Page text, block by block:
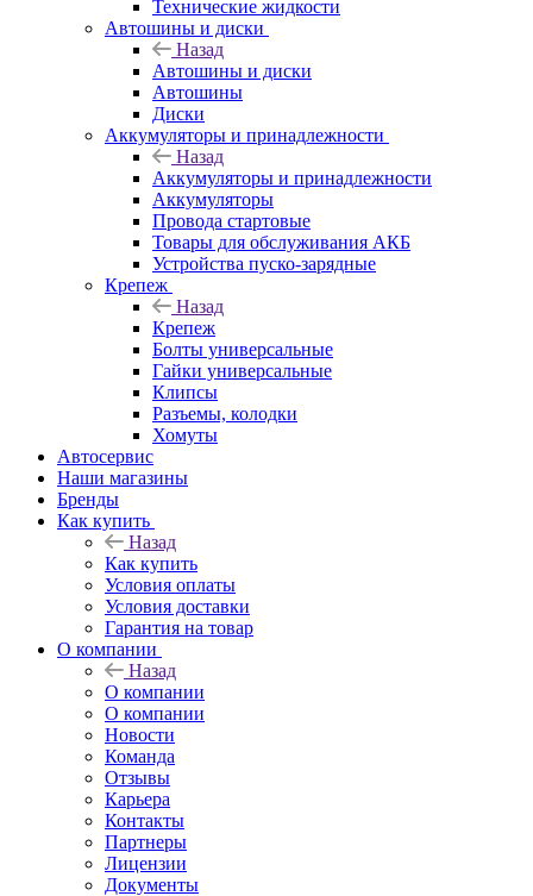
Технические жидкости
Автошины и диски
Назад
Автошины и диски
Автошины
Диски
Аккумуляторы и принадлежности
Назад
Аккумуляторы и принадлежности
Аккумуляторы
Провода стартовые
Товары для обслуживания АКБ
Устройства пуско-зарядные
Крепеж
Назад
Крепеж
Болты универсальные
Гайки универсальные
Клипсы
Разъемы, колодки
Хомуты
Автосервис
Наши магазины
Бренды
Как купить
Назад
Как купить
Условия оплаты
Условия доставки
Гарантия на товар
О компании
Назад
О компании
О компании
Новости
Команда
Отзывы
Карьера
Контакты
Партнеры
Лицензии
Документы